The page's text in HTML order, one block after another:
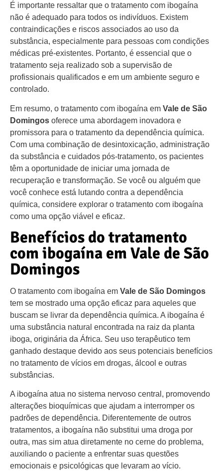
É importante ressaltar que o tratamento com ibogaína
não é adequado para todos os indivíduos. Existem
contraindicações e riscos associados ao uso da
substância, especialmente para pessoas com condições
médicas pré-existentes. Portanto, é essencial que o
tratamento seja realizado sob a supervisão de
profissionais qualificados e em um ambiente seguro e
controlado.
Em resumo, o tratamento com ibogaína em Vale de São
Domingos oferece uma abordagem inovadora e
promissora para o tratamento da dependência química.
Com uma combinação de desintoxicação, administração
da substância e cuidados pós-tratamento, os pacientes
têm a oportunidade de iniciar uma jornada de
recuperação e transformação. Se você ou alguém que
você conhece está lutando contra a dependência
química, considere explorar o tratamento com ibogaína
como uma opção viável e eficaz.
Benefícios do tratamento
com ibogaína em Vale de São
Domingos
O tratamento com ibogaína em Vale de São Domingos
tem se mostrado uma opção eficaz para aqueles que
buscam se livrar da dependência química. A ibogaína é
uma substância natural encontrada na raiz da planta
iboga, originária da África. Seu uso terapêutico tem
ganhado destaque devido aos seus potenciais benefícios
no tratamento de vícios em drogas, álcool e outras
substâncias.
A ibogaína atua no sistema nervoso central, promovendo
alterações bioquímicas que ajudam a interromper os
padrões de dependência. Diferentemente de outros
tratamentos, a ibogaína não substitui uma droga por
outra, mas sim atua diretamente no cerne do problema,
auxiliando o paciente a enfrentar suas questões
emocionais e psicológicas que levaram ao vício.